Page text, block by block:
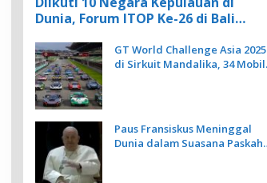
Dunia, Forum ITOP Ke-26 di Bali
Berbasis Alam dan Budaya
GT World Challenge Asia 2025
di Sirkuit Mandalika, 34 Mobil
Paus Fransiskus Meninggal
Dunia dalam Suasana Paskah